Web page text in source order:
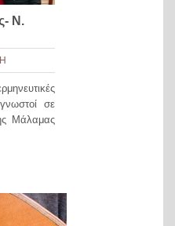
Ν.
σε
Μάλαμας